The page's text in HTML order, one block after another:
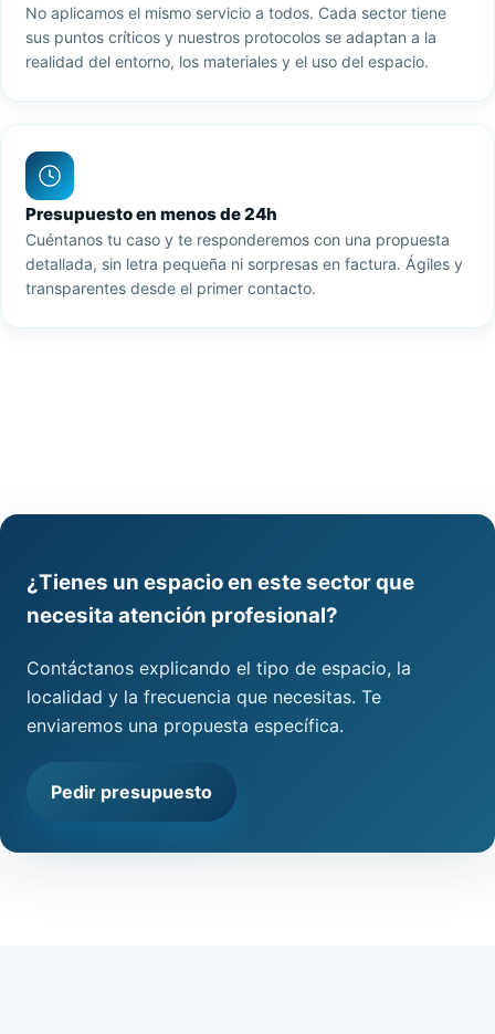
No aplicamos el mismo servicio a todos. Cada sector tiene
sus puntos críticos y nuestros protocolos se adaptan a la
realidad del entorno, los materiales y el uso del espacio.
Presupuesto en menos de 24h
Cuéntanos tu caso y te responderemos con una propuesta
detallada, sin letra pequeña ni sorpresas en factura. Ágiles y
transparentes desde el primer contacto.
¿Tienes un espacio en este sector que
necesita atención profesional?
Contáctanos explicando el tipo de espacio, la
localidad y la frecuencia que necesitas. Te
enviaremos una propuesta específica.
Pedir presupuesto